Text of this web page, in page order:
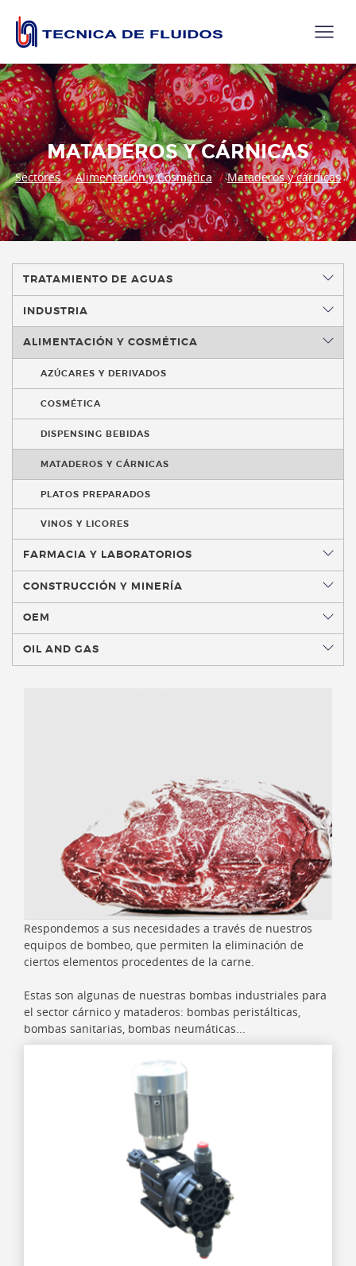
MATADEROS Y CÁRNICAS
Sectores Alimentación y Cosmética Mataderos y cárnicas
TRATAMIENTO DE AGUAS
INDUSTRIA
ALIMENTACIÓN Y COSMÉTICA
AZÚCARES Y DERIVADOS
COSMÉTICA
DISPENSING BEBIDAS
MATADEROS Y CÁRNICAS
PLATOS PREPARADOS
VINOS Y LICORES
FARMACIA Y LABORATORIOS
CONSTRUCCIÓN Y MINERÍA
OEM
OIL AND GAS
Respondemos a sus necesidades a través de nuestros
equipos de bombeo, que permiten la eliminación de
ciertos elementos procedentes de la carne.
Estas son algunas de nuestras bombas industriales para
el sector cárnico y mataderos: bombas peristálticas,
bombas sanitarias, bombas neumáticas...